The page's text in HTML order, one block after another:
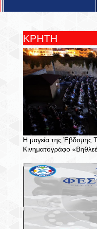
ΚΡΗΤΗ
Η μαγεία της Έβδομης
Κινηματογράφο